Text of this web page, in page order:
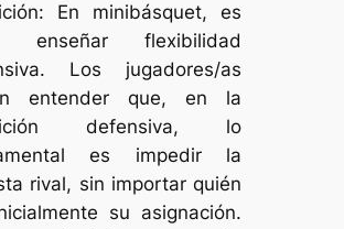
En minibásquet, es
enseñar flexibilidad
Los jugadores/as
entender que, en la
defensiva, lo
es impedir la
rival, sin importar quién
su asignación.